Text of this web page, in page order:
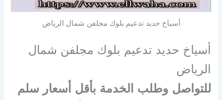
أسياخ حديد تدعيم بلوك مجلفن شمال الرياض
أسياخ حديد تدعيم بلوك مجلفن شمال
الرياض
للتواصل وطلب الخدمة بأقل أسعار سلم